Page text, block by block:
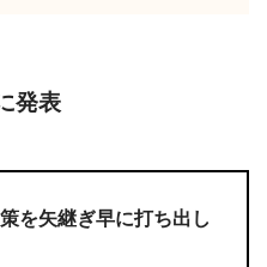
発表
を矢継ぎ早に打ち出し